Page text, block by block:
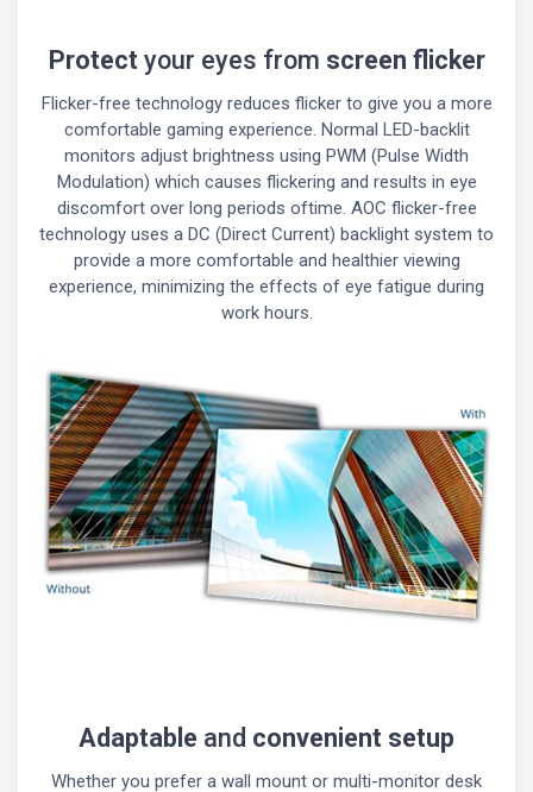
Protectyour eyes from screen flicker
Flicker-free technology reduces flicker to give you a more
comfortable gaming experience. Normal LED-backlit
monitors adjust brightness using PWM (Pulse Width
Modulation) which causes flickering and results in eye
discomfort over long periods oftime. AOC flicker-free
technology uses a DC (Direct Current) backlight system to
provide a more comfortable and healthier viewing
experience, minimizing the effects of eye fatigue during
work hours.
Adaptable and convenient setup
Whether you prefer a wall mount or multi-monitor desk